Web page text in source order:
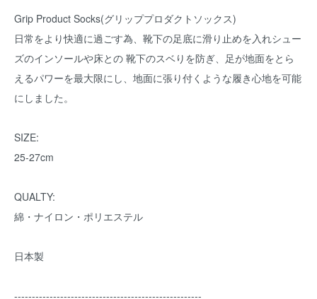
Grip Product Socks(グリッププロダクトソックス)
日常をより快適に過ごす為、靴下の足底に滑り止めを入れシュー
ズのインソールや床との 靴下のスベりを防ぎ、足が地面をとら
えるパワーを最大限にし、地面に張り付くような履き心地を可能
にしました。
SIZE:
25-27cm
QUALTY:
綿・ナイロン・ポリエステル
日本製
-----------------------------------------------------